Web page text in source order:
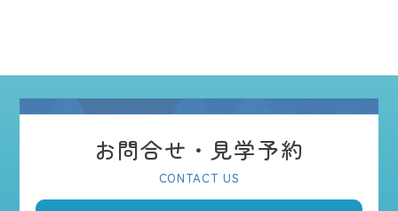
お問合せ・見学予約
CONTACT US